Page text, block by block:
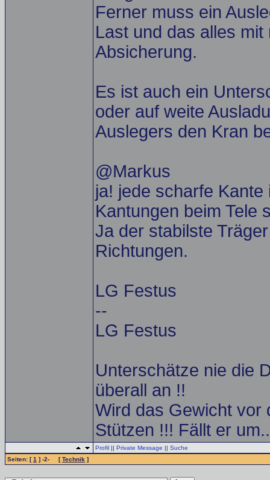
Ferner muss ein
Last und das alles
Absicherung.
Es ist auch ein
oder auf weite
Auslegers den Kran
@Markus
ja! jede scharfe
Kantungen beim Tele
Ja der stabilste
Richtungen.
LG Festus
--
LG Festus
Unterschätze nie die
überall an !!
Wird das Gewicht vor
Stützen !!! Fällt er
Profil || Private Message || Suche
Seiten: [1 ] -2- [Technik ]